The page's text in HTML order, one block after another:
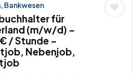
Bankwesen
für
(m/w/d) –
/ Stunde –
Nebenjob,